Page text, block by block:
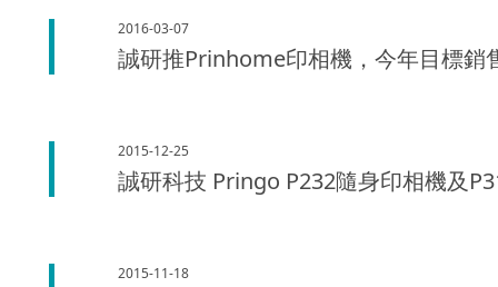
2016-03-07
誠研推Prinhome印相機，今年目標銷
2015-12-25
誠研科技 Pringo P232隨身印相機及
2015-11-18